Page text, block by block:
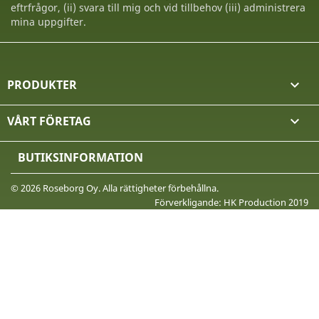
eftrfrågor, (ii) svara till mig och vid tillbehov (iii) administrera
mina uppgifter.
PRODUKTER 
VÅRT FÖRETAG 
BUTIKSINFORMATION
© 2026 Roseborg Oy. Alla rättigheter förbehållna.
Förverkligande: HK Production 2019